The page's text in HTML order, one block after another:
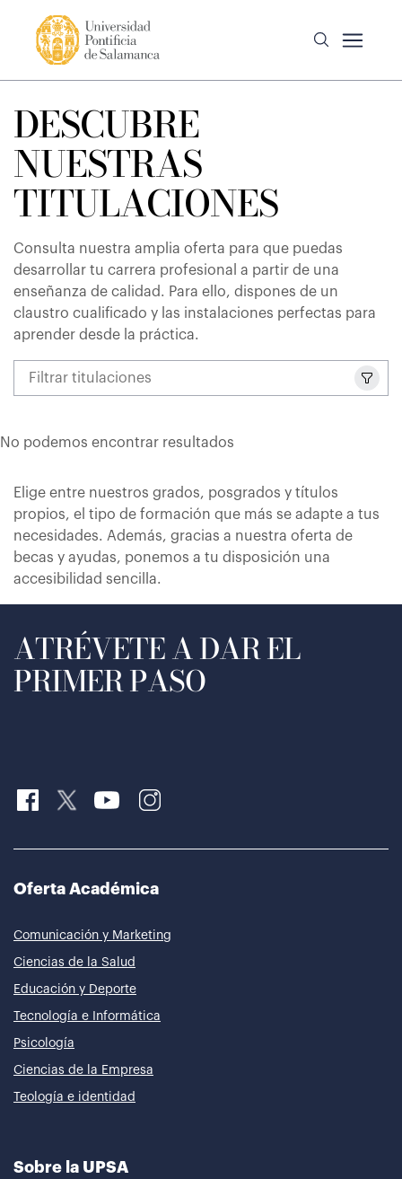
DESCUBRE
NUESTRAS
TITULACIONES
Consulta nuestra amplia oferta para que puedas
desarrollar tu carrera profesional a partir de una
enseñanza de calidad. Para ello, dispones de un
claustro cualificado y las instalaciones perfectas para
aprender desde la práctica.
No podemos encontrar resultados
Elige entre nuestros grados, posgrados y títulos
propios, el tipo de formación que más se adapte a tus
necesidades. Además, gracias a nuestra oferta de
becas y ayudas, ponemos a tu disposición una
accesibilidad sencilla.
ATRÉVETE A DAR EL
PRIMER PASO
Oferta Académica
Comunicación y Marketing
Ciencias de la Salud
Educación y Deporte
Tecnología e Informática
Psicología
Ciencias de la Empresa
Teología e identidad
Sobre la UPSA